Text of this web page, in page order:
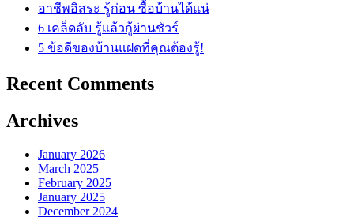
อาชีพอิสระ รู้ก่อน ซื้อบ้านได้แน่
6 เคล็ดลับ รู้แล้วกู้ผ่านชัวร์
5 ข้อดีของบ้านแฝดที่คุณต้องรู้!
Recent Comments
Archives
January 2026
March 2025
February 2025
January 2025
December 2024